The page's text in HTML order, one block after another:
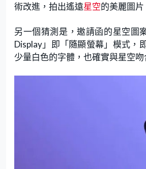
術改進，拍出遙遠星空的美麗圖片
另一個猜測是，邀請函的星空圖
Display」即「隨顯螢幕」模式，
少量白色的字體，也確實與星空吻